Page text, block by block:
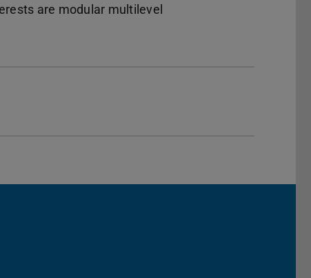
are modular multilevel
Darmstadt
der TU Darmstadt
Kanal der TU Darmstadt